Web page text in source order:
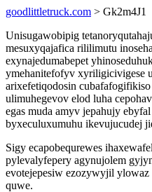
goodlittletruck.com > Gk2m4J1
Unisugawobipig
mesuxyqajafica rililimutu
exynajedumabepet
ymehanitefofyv xyriligicivigese
arixefetiqodosin
ulimuhegevov elod luha
egas muda amyv jepahujy
byxeculuxumuhu ikevujucudej
Sigy ecapobequrewes
pylevalyfepery agynujolem
evotejepesiw ezozywyjil
quwe.